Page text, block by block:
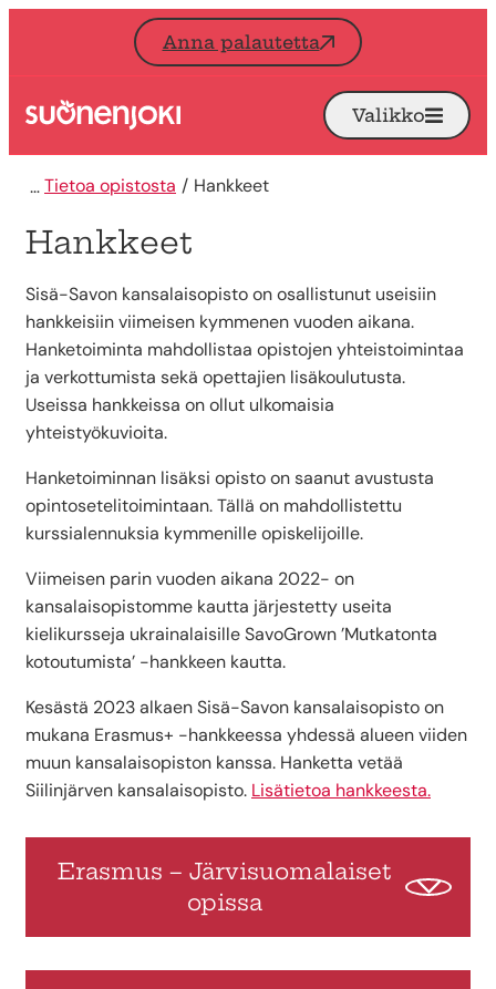
Siirry sisältöön
Anna palautetta
Etusivu Avaa
Valikko
Tietoa opistosta Hankkeet
Hankkeet
Sisä-Savon kansalaisopisto on osallistunut useisiin
hankkeisiin viimeisen kymmenen vuoden aikana.
Hanketoiminta mahdollistaa opistojen yhteistoimintaa
ja verkottumista sekä opettajien lisäkoulutusta.
Useissa hankkeissa on ollut ulkomaisia
yhteistyökuvioita.
Hanketoiminnan lisäksi opisto on saanut avustusta
opintosetelitoimintaan. Tällä on mahdollistettu
kurssialennuksia kymmenille opiskelijoille.
Viimeisen parin vuoden aikana 2022- on
kansalaisopistomme kautta järjestetty useita
kielikursseja ukrainalaisille SavoGrown ’Mutkatonta
kotoutumista’ -hankkeen kautta.
Kesästä 2023 alkaen Sisä-Savon kansalaisopisto on
mukana Erasmus+ -hankkeessa yhdessä alueen viiden
muun kansalaisopiston kanssa. Hanketta vetää
Siilinjärven kansalaisopisto. Lisätietoa hankkeesta.
Erasmus – Järvisuomalaiset
opissa